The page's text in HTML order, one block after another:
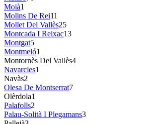
Moià1
Molins De Rei11
Mollet Del Vallès25
Montcada I Reixac13
Montgat5
Montmeló1
Montornès Del Vallès4
Navarcles1
Navàs2
Olesa De Montserrat7
Olèrdola1
Palafolls2
Palau-Solità I Plegamans3